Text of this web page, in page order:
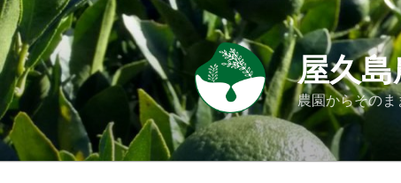
屋久
農園からそのま